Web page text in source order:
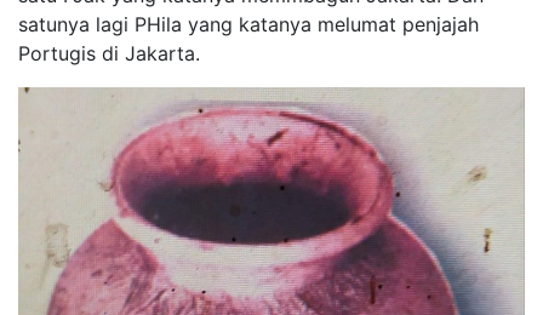
satunya lagi PHila yang katanya melumat penjajah
Portugis di Jakarta.